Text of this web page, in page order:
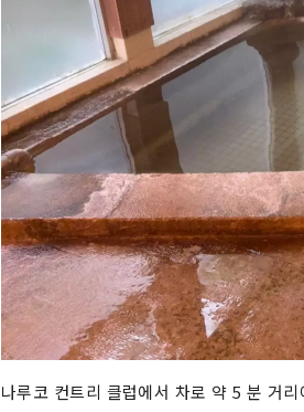
나루코 컨트리 클럽에서 차로 약 5 분 거